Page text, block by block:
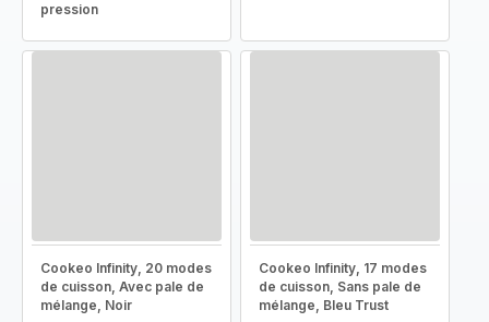
pression
Cookeo Infinity, 20 modes
de cuisson, Avec pale de
mélange, Noir
Cookeo Infinity, 17 modes
de cuisson, Sans pale de
mélange, Bleu Trust